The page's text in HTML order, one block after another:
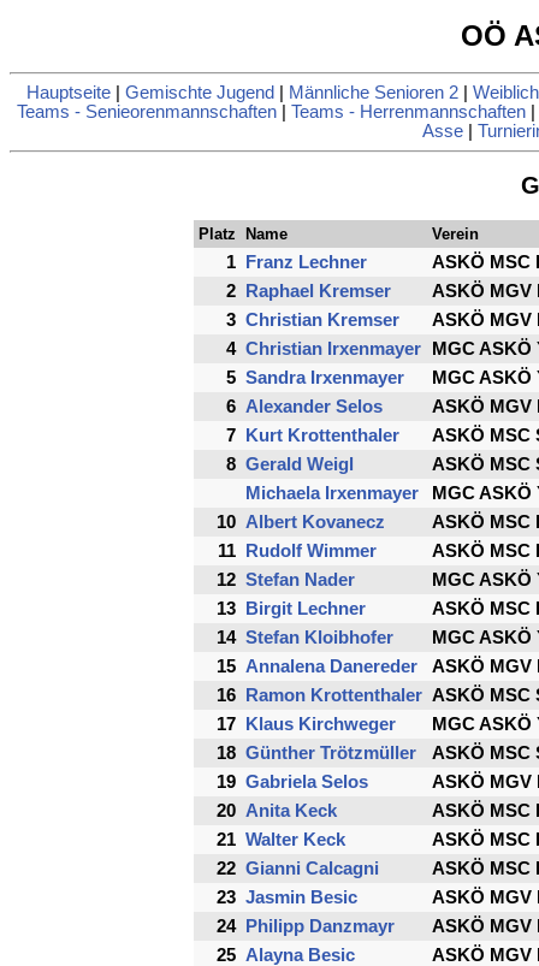
OÖ
Hauptseite| Gemischte Jugend Männliche Senioren 2|
Teams - Senieorenmannschaften
Teams - Herrenmannschaften
Asse|
Platz Name Verein
1 Franz Lechner
ASKÖ MSC
2
Raphael Kremser
ASKÖ MGV
3 Christian Kremser
ASKÖ MGV
4 Christian Irxenmayer
MGC ASKÖ
5 Sandra Irxenmayer
MGC ASKÖ
6 Alexander Selos
ASKÖ MGV
7
Kurt Krottenthaler
ASKÖ MSC
8 Gerald Weigl
ASKÖ MSC
Michaela Irxenmayer
MGC ASKÖ
10 Albert Kovanecz
ASKÖ MSC
11
Rudolf Wimmer
ASKÖ MSC
12 Stefan Nader
MGC ASKÖ
13
Birgit Lechner
ASKÖ MSC
14 Stefan Kloibhofer
MGC ASKÖ
15 Annalena Danereder
ASKÖ MGV
16
Ramon Krottenthaler ASKÖ MSC
17
Klaus Kirchweger
MGC ASKÖ
18 Günther Trötzmüller
ASKÖ MSC
19 Gabriela Selos
ASKÖ MGV
20 Anita Keck
ASKÖ MSC
21 Walter Keck
ASKÖ MSC
22 Gianni Calcagni
ASKÖ MSC
23 Jasmin Besic
ASKÖ MGV
24
Philipp Danzmayr
ASKÖ MGV
25 Alayna Besic ASKÖ MGV